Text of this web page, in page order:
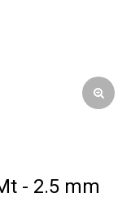
- 2.5 mm